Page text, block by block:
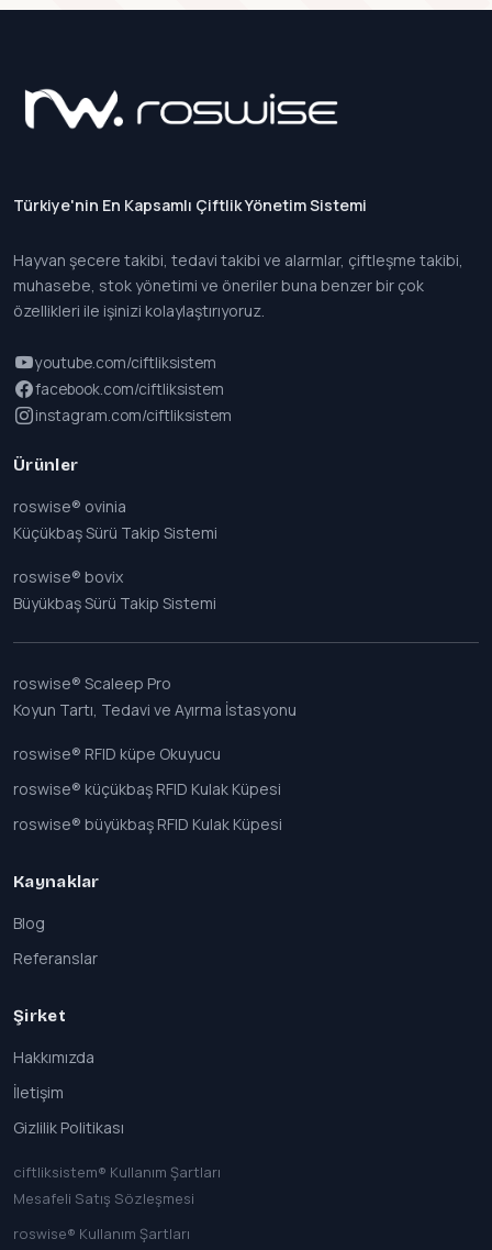
Türkiye'nin En Kapsamlı Çiftlik Yönetim Sistemi
Hayvan şecere takibi, tedavi takibi ve alarmlar, çiftleşme takibi,
muhasebe, stok yönetimi ve öneriler buna benzer bir çok
özellikleri ile işinizi kolaylaştırıyoruz.
youtube.com/ciftliksistem
facebook.com/ciftliksistem
instagram.com/ciftliksistem
Ürünler
roswise® ovinia
Küçükbaş Sürü Takip Sistemi
roswise® bovix
Büyükbaş Sürü Takip Sistemi
roswise® Scaleep Pro
Koyun Tartı, Tedavi ve Ayırma İstasyonu
roswise® RFID küpe Okuyucu
roswise® küçükbaş RFID Kulak Küpesi
roswise® büyükbaş RFID Kulak Küpesi
Kaynaklar
Blog
Referanslar
Şirket
Hakkımızda
İletişim
Gizlilik Politikası
ciftliksistem® Kullanım Şartları
Mesafeli Satış Sözleşmesi
roswise® Kullanım Şartları